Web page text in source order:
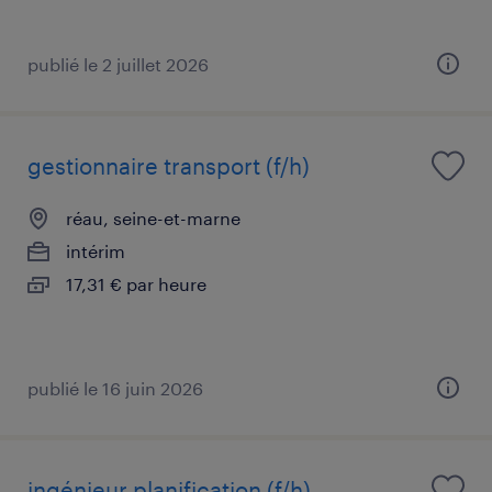
publié le 2 juillet 2026
gestionnaire transport (f/h)
réau, seine-et-marne
intérim
17,31 € par heure
publié le 16 juin 2026